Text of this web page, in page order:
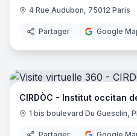
4 Rue Audubon, 75012 Paris
Partager Google
CIRDÒC - Institut occitan
1 bis boulevard Du Guesclin,